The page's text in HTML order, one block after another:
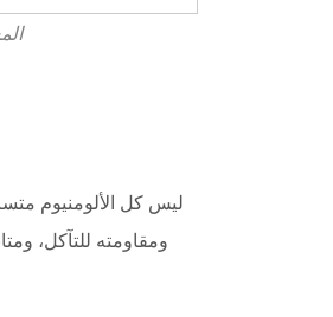
ليس كل الألومنيوم
ومقاومته للتآكل،